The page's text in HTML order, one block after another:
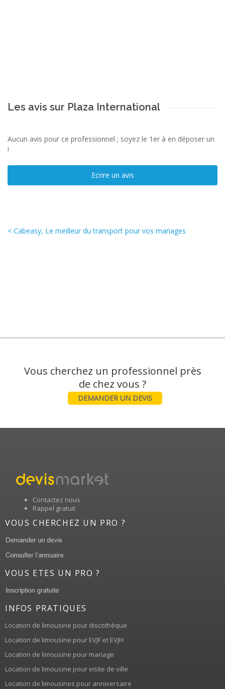
Les avis sur Plaza International
Aucun avis pour ce professionnel ; soyez le 1er à en déposer un
!
Ecrire un avis
< Cabeasy, Le meilleur du transport pour vos mariages
Vous cherchez un professionnel près
DEMANDER UN DEVIS
Contactez nous
Rappel gratuit
VOUS CHERCHEZ UN PRO ?
VOUS ETES UN PRO ?
INFOS PRATIQUES
Location de limousine pour discothèque
Location de limousine pour EVJF et EVJH
Location de limousine pour mariage
Location de limousine pour visite de ville
Location de limousines pour anniversaire